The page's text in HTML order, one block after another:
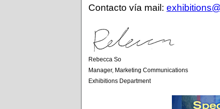
Contacto vía mail:
Rebecca So
Manager, Marketing Communications
Exhibitions Department